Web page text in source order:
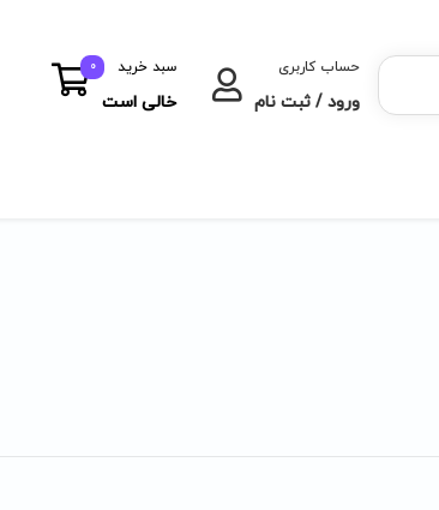
حساب کاربری
ورود / ثبت نام
سبد خرید
خالی است
0